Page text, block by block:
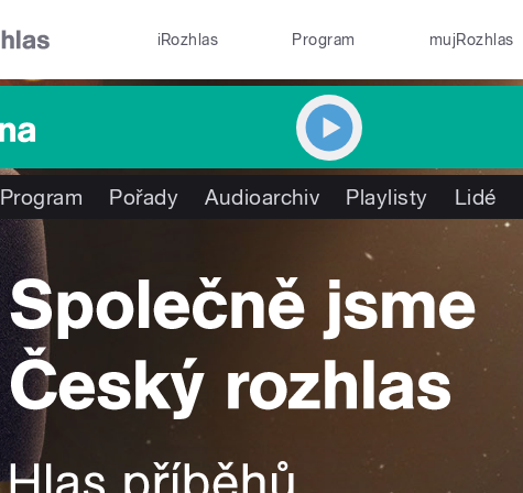
iRozhlas Program mujRozhlas
Program Pořady Audioarchiv Playlisty Lidé